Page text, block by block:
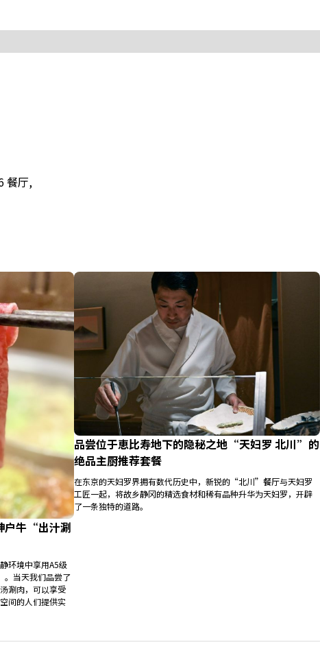
餐厅,
户牛“出汁涮
环境中享用A5级
当天我们品尝了
涮肉，可以享受
间的人们提供实
品尝位于恵比寿地下的隐秘之地“天妇罗 北川”的
绝品主厨推荐套餐
在东京的天妇罗界拥有数代历史中，新锐的“北川”餐厅与天妇罗
工匠一起，将故乡静冈的精选食材和稀有品种升华为天妇罗，开辟
了一条独特的道路。